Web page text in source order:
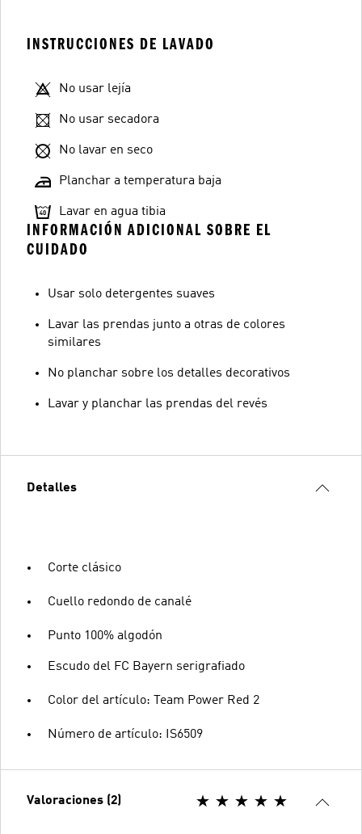
INSTRUCCIONES DE LAVADO
No usar lejía
No usar secadora
No lavar en seco
Planchar a temperatura baja
Lavar en agua tibia
INFORMACIÓN ADICIONAL SOBRE EL
CUIDADO
Usar solo detergentes suaves
Lavar las prendas junto a otras de colores
similares
No planchar sobre los detalles decorativos
Lavar y planchar las prendas del revés
Detalles
Corte clásico
Cuello redondo de canalé
Punto 100% algodón
Escudo del FC Bayern serigrafiado
Color del artículo: Team Power Red 2
Número de artículo: IS6509
Valoraciones (2)